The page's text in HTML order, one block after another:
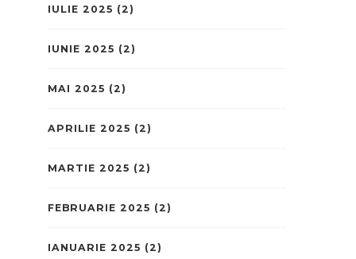
IULIE 2025 (2)
IUNIE 2025 (2)
MAI 2025 (2)
APRILIE 2025 (2)
MARTIE 2025 (2)
FEBRUARIE 2025 (2)
IANUARIE 2025 (2)